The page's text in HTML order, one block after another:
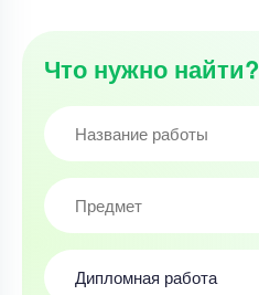
Что нужно найти?
Дипломная работа